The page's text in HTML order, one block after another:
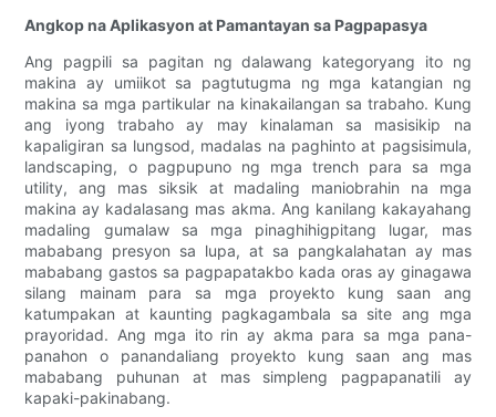
Angkop na Aplikasyon at Pamantayan sa Pagpapasya
Ang pagpili sa pagitan ng dalawang kategoryang ito ng
makina ay umiikot sa pagtutugma ng mga katangian ng
makina sa mga partikular na kinakailangan sa trabaho. Kung
ang iyong trabaho ay may kinalaman sa masisikip na
kapaligiran sa lungsod, madalas na paghinto at pagsisimula,
landscaping, o pagpupuno ng mga trench para sa mga
utility, ang mas siksik at madaling maniobrahin na mga
makina ay kadalasang mas akma. Ang kanilang kakayahang
madaling gumalaw sa mga pinaghihigpitang lugar, mas
mababang presyon sa lupa, at sa pangkalahatan ay mas
mababang gastos sa pagpapatakbo kada oras ay ginagawa
silang mainam para sa mga proyekto kung saan ang
katumpakan at kaunting pagkagambala sa site ang mga
prayoridad. Ang mga ito rin ay akma para sa mga pana-
panahon o panandaliang proyekto kung saan ang mas
mababang puhunan at mas simpleng pagpapanatili ay
kapaki-pakinabang.